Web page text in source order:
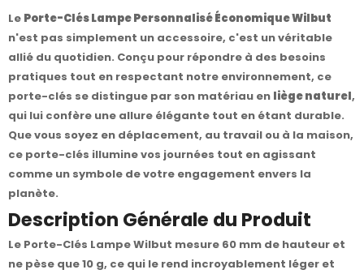
Le Porte-Clés Lampe Personnalisé Économique Wilbut
n'est pas simplement un accessoire, c'est un véritable
allié du quotidien. Conçu pour répondre à des besoins
pratiques tout en respectant notre environnement, ce
porte-clés se distingue par son matériau en liège naturel,
qui lui confère une allure élégante tout en étant durable.
Que vous soyez en déplacement, au travail ou à la maison,
ce porte-clés illumine vos journées tout en agissant
comme un symbole de votre engagement envers la
planète.
Description Générale du Produit
Le Porte-Clés Lampe Wilbut mesure 60 mm de hauteur et
ne pèse que 10 g, ce qui le rend incroyablement léger et